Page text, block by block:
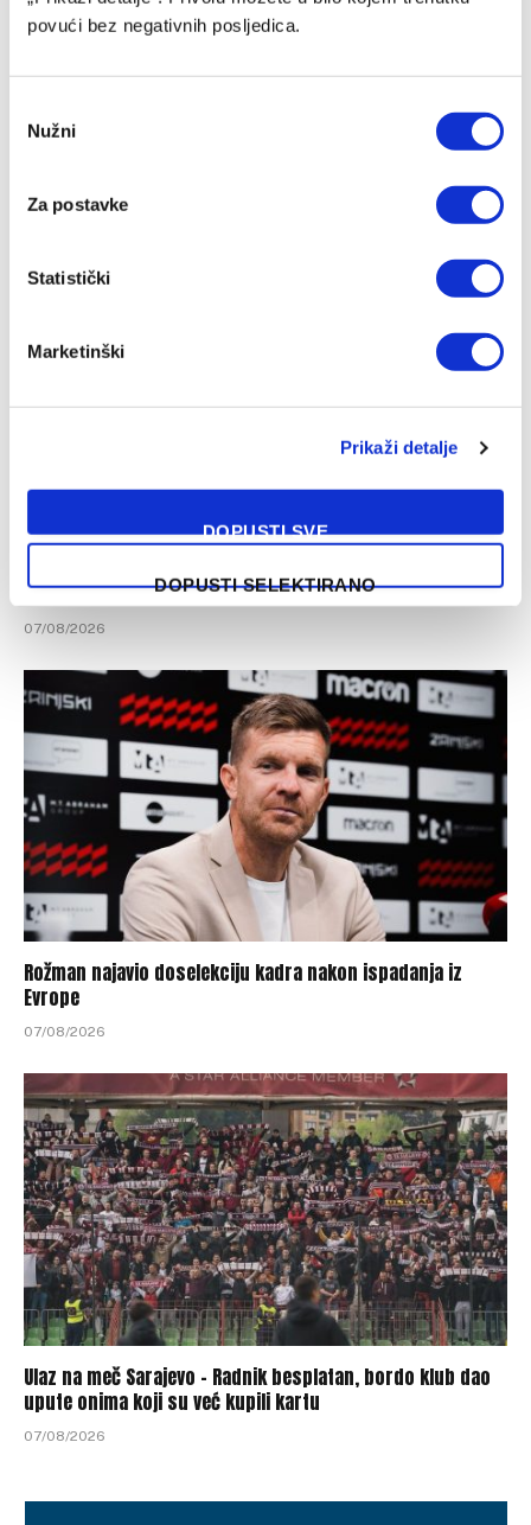
povući bez negativnih posljedica.
Selection
Nužni
Za postavke
Statistički
Marketinški
Prikaži detalje
DOPUSTI SVE
DOPUSTI SELEKTIRANO
za Posušje
Banjaluci
07/08/2026
Rožman najavio doselekciju kadra nakon ispadanja iz
Evrope
07/08/2026
Ulaz na meč Sarajevo – Radnik besplatan, bordo klub dao
upute onima koji su već kupili kartu
07/08/2026